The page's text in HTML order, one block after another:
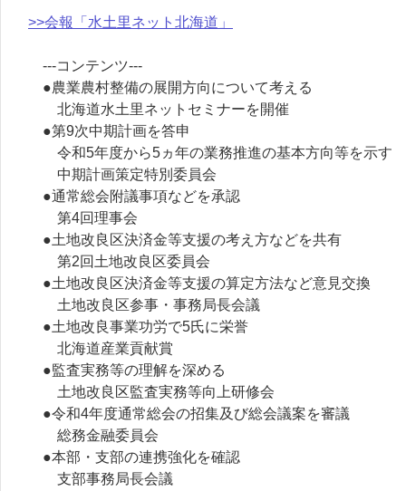
>>会報「水土里ネット北海道」
---コンテンツ---
●農業農村整備の展開方向について考える
北海道水土里ネットセミナーを開催
●第9次中期計画を答申
令和5年度から5ヵ年の業務推進の基本方向等を示す
中期計画策定特別委員会
●通常総会附議事項などを承認
第4回理事会
●土地改良区決済金等支援の考え方などを共有
第2回土地改良区委員会
●土地改良区決済金等支援の算定方法など意見交換
土地改良区参事・事務局長会議
●土地改良事業功労で5氏に栄誉
北海道産業貢献賞
●監査実務等の理解を深める
土地改良区監査実務等向上研修会
●令和4年度通常総会の招集及び総会議案を審議
総務金融委員会
●本部・支部の連携強化を確認
支部事務局長会議